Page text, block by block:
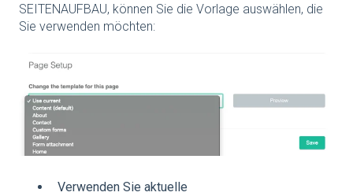
SEITENAUFBAU, können Sie die Vorlage auswählen, die
Sie verwenden möchten:
Verwenden Sie aktuelle